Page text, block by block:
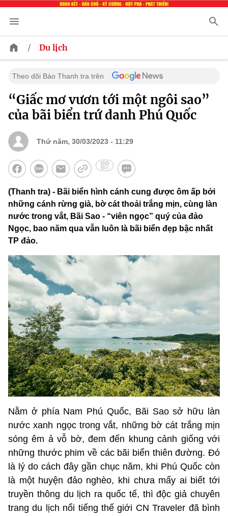
/ Du lịch
Theo dõi Báo Thanh tra trên
“Giấc mơ vươn tới một ngôi sao”
của bãi biển trứ danh Phú Quốc
Thứ năm, 30/03/2023 - 11:29
(Thanh tra) - Bãi biển hình cánh cung được ôm ấp bởi
những cánh rừng già, bờ cát thoải trắng mịn, cùng làn
nước trong vắt, Bãi Sao - “viên ngọc” quý của đảo
Ngọc, bao năm qua vẫn luôn là bãi biển đẹp bậc nhất
TP đảo.
Nằm ở phía Nam Phú Quốc, Bãi Sao sở hữu làn
nước xanh ngọc trong vắt, những bờ cát trắng mịn
sóng êm ả vỗ bờ, đem đến khung cảnh giống với
những thước phim về các bãi biển thiên đường. Đó
là lý do cách đây gần chục năm, khi Phú Quốc còn
là một huyện đảo nghèo, khi chưa mấy ai biết tới
truyền thông du lịch ra quốc tế, thì độc giả chuyên
trang du lịch nổi tiếng thế giới CN Traveler đã bình